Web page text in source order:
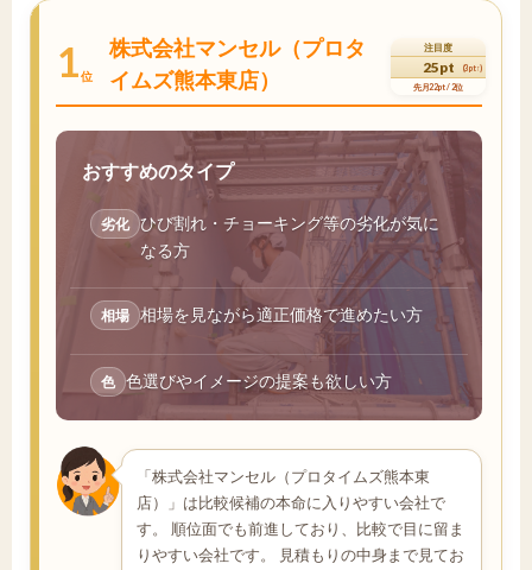
1位
株式会社マンセル（プロタ
イムズ熊本東店）
注目度
25pt (3pt↑)
先月22pt / 2位
おすすめのタイプ
劣化 ひび割れ・チョーキング等の劣化が気に
なる方
相場 相場を見ながら適正価格で進めたい方
色 色選びやイメージの提案も欲しい方
「株式会社マンセル（プロタイムズ熊本東
店）」は比較候補の本命に入りやすい会社で
す。 順位面でも前進しており、比較で目に留ま
りやすい会社です。 見積もりの中身まで見てお